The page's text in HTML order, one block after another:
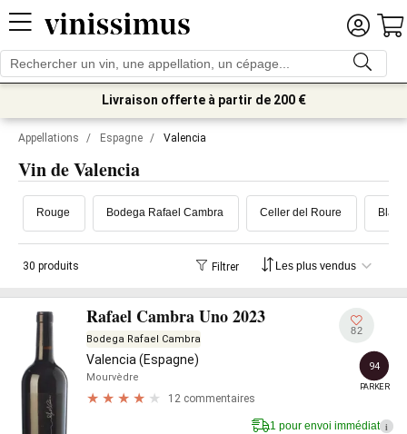
Livraison offerte à partir de 200 €
Appellations / Espagne / Valencia
Vin de Valencia
Rouge Bodega Rafael Cambra Celler del Roure Blanc
30 produits Filtrer
Rafael Cambra Uno 2023
Bodega Rafael Cambra
Valencia (Espagne)
Mourvèdre
12 commentaires
82
94
PARKER
1 pour envoi immédiat i